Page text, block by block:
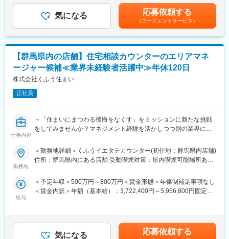
変更の範囲：会社の定める業務
ローの課題分析・効率化施策の推進、アート・テクノロジー・ク
リエイティブ分野の専門家や事業パートナーとの調整・情報共有
も担います。新規ミュージアム開業時には運営スタッフ研修計画
ントを一貫して担当します。
■企業について
私たちはデジタルアートをつくるアート集団「チームラボ」の、
運営責任を担っています。
デジタルアートミュージアムの企画運営、体験設計、スタッフ教
■業務の魅力
トを実感できる環境です。
完全週休二日制、年間休日125日、各種手当・福利厚生も整い、
長期的に働きやすい職場環境です。
（2014-2015、東京）
http://odoru.team-lab.net/
無＞有＜残業手当＞有＜給与補足＞・年収はあくまで目安の金額
です。・ご経験/スキルを考慮の上決定します。賃金はあくまでも
目安の金額であり、選考を通じて上下する可能性があります。月
給(月額)は固定手当を含めた表記です。
気になる 応募依頼する
（エージェントサービス）
【群馬県内の店舗】住宅相談カウンターのエリアマネ
ージャー候補≪業界未経験者活躍中≫年休120日
株式会社くふう住まい
正社員
仕事内容
～「住まいにまつわる後悔をなくす」をミッションに新たな挑戦
をしてみませんか？マネジメント経験を活かしつつ別の業界に興
家づくりの総合相談窓口『くふうイエタテカウンター』のエリア
マネージャー候補を募集します。店舗スタッフや1店舗の店長を経
はエリアマネージャーを担っていただく予定です。
・住宅会社への紹介
勤務地
＜勤務地詳細＞くふうイエタテカウンター(初任地：群馬県内店舗)
住所：群馬県内にある店舗 受動喫煙対策：屋内喫煙可能場所あり
給与
＜予定年収＞500万円～800万円＜賃金形態＞年俸制補足事項なし
＜賃金内訳＞年額（基本給）：3,722,400円～5,956,800円固定残
残業手当＞有＜給与補足＞※上記年収には、45時間分のみなし残
業代を含む※詳細は、経験・能力を考慮した上で決定■給与改定：
気になる 応募依頼する